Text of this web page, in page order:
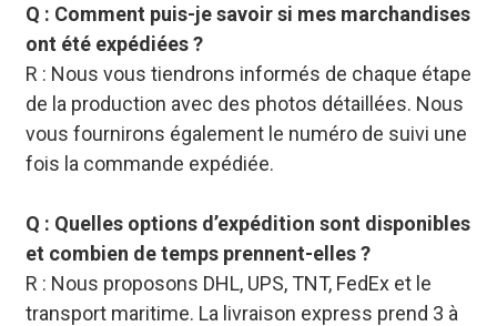
Q : Comment puis-je savoir si mes marchandises
ont été expédiées ?
R : Nous vous tiendrons informés de chaque étape
de la production avec des photos détaillées. Nous
vous fournirons également le numéro de suivi une
fois la commande expédiée.
Q : Quelles options d’expédition sont disponibles
et combien de temps prennent-elles ?
R : Nous proposons DHL, UPS, TNT, FedEx et le
transport maritime. La livraison express prend 3 à